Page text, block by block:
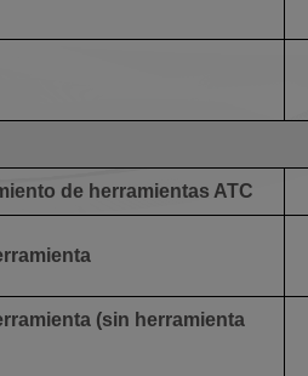
de herramientas ATC
(sin herramienta